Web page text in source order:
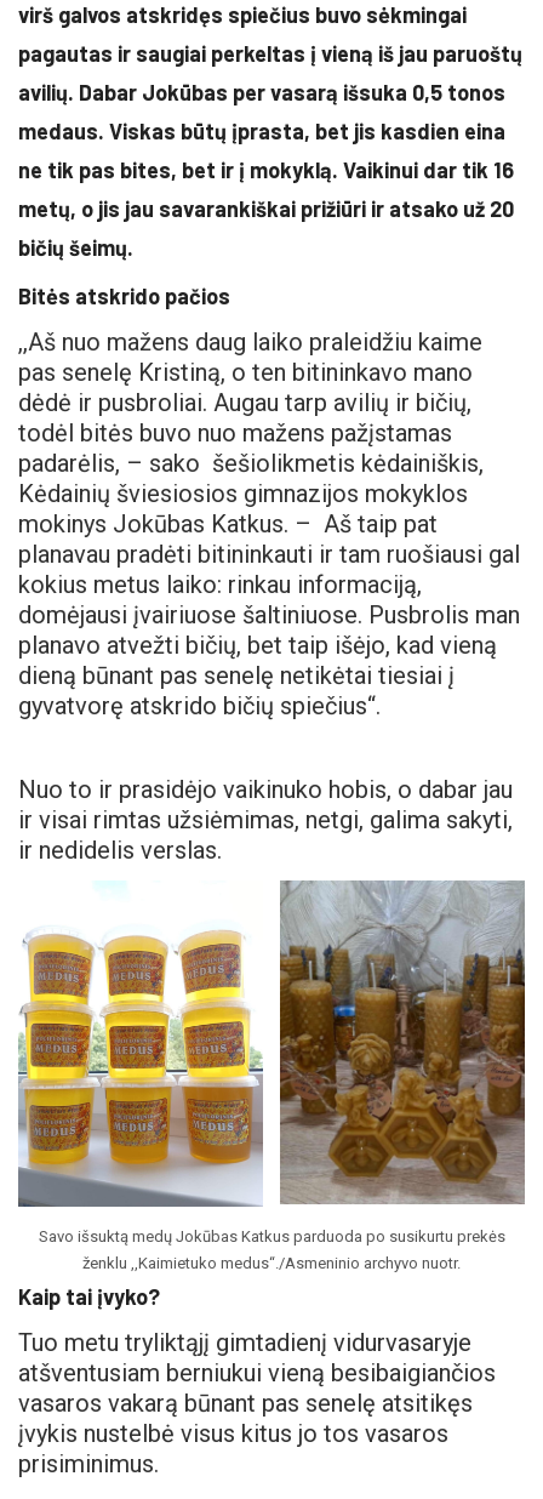
virš galvos atskridęs spiečius buvo sėkmingai
pagautas ir saugiai perkeltas į vieną iš jau paruoštų
avilių. Dabar Jokūbas per vasarą išsuka 0,5 tonos
medaus. Viskas būtų įprasta, bet jis kasdien eina
ne tik pas bites, bet ir į mokyklą. Vaikinui dar tik 16
metų, o jis jau savarankiškai prižiūri ir atsako už 20
bičių šeimų.
Bitės atskrido pačios
,,Aš nuo mažens daug laiko praleidžiu kaime
pas senelę Kristiną, o ten bitininkavo mano
dėdė ir pusbroliai. Augau tarp avilių ir bičių,
todėl bitės buvo nuo mažens pažįstamas
padarėlis, – sako šešiolikmetis kėdainiškis,
Kėdainių šviesiosios gimnazijos mokyklos
mokinys Jokūbas Katkus. – Aš taip pat
planavau pradėti bitininkauti ir tam ruošiausi gal
kokius metus laiko: rinkau informaciją,
domėjausi įvairiuose šaltiniuose. Pusbrolis man
planavo atvežti bičių, bet taip išėjo, kad vieną
dieną būnant pas senelę netikėtai tiesiai į
gyvatvorę atskrido bičių spiečius“.
Nuo to ir prasidėjo vaikinuko hobis, o dabar jau
ir visai rimtas užsiėmimas, netgi, galima sakyti,
ir nedidelis verslas.
Savo išsuktą medų Jokūbas Katkus parduoda po susikurtu prekės
ženklu ,,Kaimietuko medus“./Asmeninio archyvo nuotr.
Kaip tai įvyko?
Tuo metu tryliktąjį gimtadienį vidurvasaryje
atšventusiam berniukui vieną besibaigiančios
vasaros vakarą būnant pas senelę atsitikęs
įvykis nustelbė visus kitus jo tos vasaros
prisiminimus.